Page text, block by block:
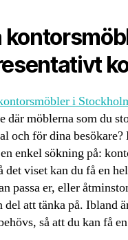
i
där möblerna som du
och för dina
enkel sökning på:
det viset kan du få en
passa er, eller
del att tänka på. Ibland
så att du kan få